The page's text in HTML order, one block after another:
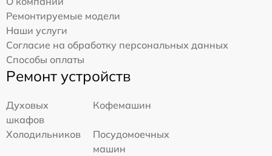
Ремонтируемые модели
Наши услуги
Согласие на обработку персональных данных
Способы оплаты
Ремонт устройств
Духовых
шкафов
Кофемашин
Холодильников
Посудомоечных
машин